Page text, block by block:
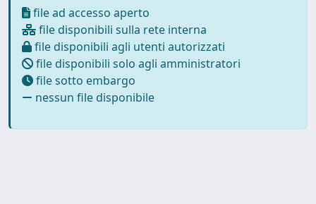
file ad accesso aperto
file disponibili sulla rete interna
file disponibili agli utenti autorizzati
file disponibili solo agli amministratori
file sotto embargo
nessun file disponibile